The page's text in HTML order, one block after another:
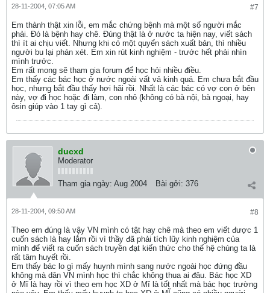
#7
28-11-2004, 07:05 AM
Em thành thật xin lỗi, em mắc chứng bệnh mà một số người mắc
phải. Đó là bệnh hay chê. Đúng thật là ở nước ta hiện nay, viết sách
thì ít ai chịu viết. Nhưng khi có một quyển sách xuất bản, thì nhiều
người bu lại phán xét. Em xin rút kinh nghiệm - trước hết phải nhìn
mình trước.
Em rất mong sẽ tham gia forum để học hỏi nhiều điều.
Em thấy các bác học ở nước ngoài vất vả kinh quá. Em chưa bắt đầu
học, nhưng bắt đầu thấy hơi hãi rồi. Nhất là các bác có vợ con ở bên
này, vợ đi học hoặc đi làm, con nhỏ (không có bà nội, bà ngoại, hay
ôsin giúp vào 1 tay gì cả).
ducxd
Moderator
Tham gia ngày: Aug 2004 Bài gởi: 376
#8
28-11-2004, 09:50 AM
Theo em đúng là vậy VN mình có tật hay chê mà theo em viết được 1
cuốn sách là hay lắm rồi vì thầy đã phải tích lũy kinh nghiệm của
mình để viết ra cuốn sách truyền đạt kiến thức cho thế hệ chúng ta là
rất tâm huyết rồi.
Em thấy bác lo gì mấy huynh mình sang nước ngoài học đứng đầu
không mà dân VN mình học thì chắc không thua ai đâu. Bác học XD
ở Mĩ là hay rồi vì theo em học XD ở Mĩ là tốt nhất mà bác học trường